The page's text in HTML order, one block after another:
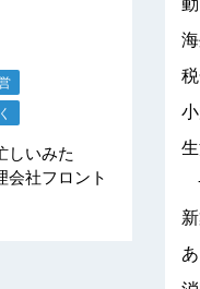
しいみた
会社フロント